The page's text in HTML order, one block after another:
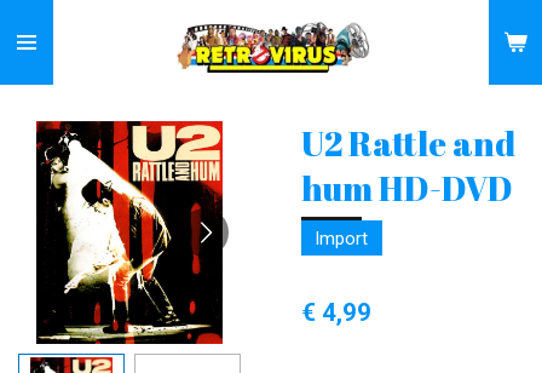
direct
naar
hoofdinhoud
U2 Rattle and
hum HD-DVD
Import
€ 4,99